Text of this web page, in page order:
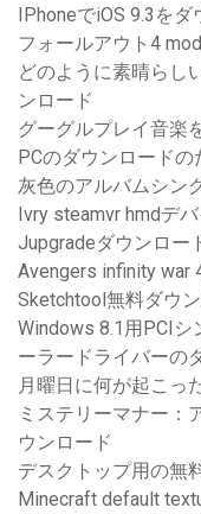
IPhoneでiOS 9.3を
フォールアウト4
どのように素晴らし
ンロード
グーグルプレイ音楽
PCのダウンロード
灰色のアルバムシン
Ivry steamvr hmdデ
Jupgradeダウンロー
Avengers infinity war
Sketchtool無料ダウ
Windows 8.1用PCIシ
ーラードライバーの
月曜日に何が起こっ
ミステリーマナー：
ウンロード
デスクトップ用の無
Minecraft default